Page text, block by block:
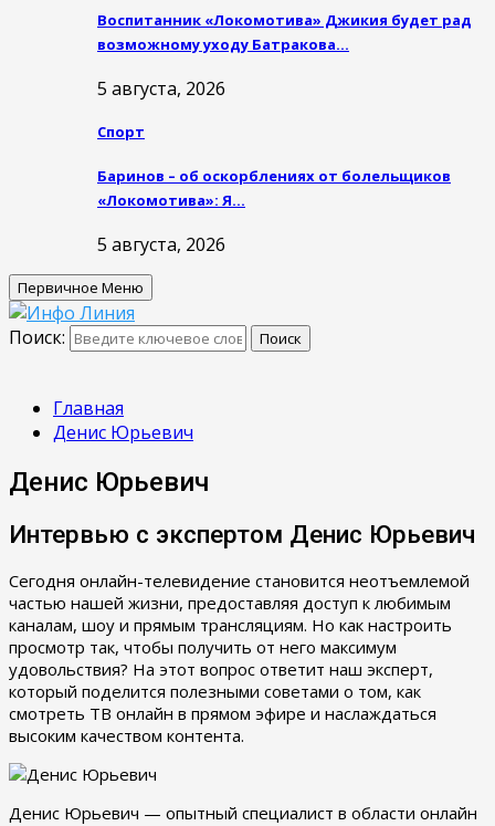
Воспитанник «Локомотива» Джикия будет рад
возможному уходу Батракова…
5 августа, 2026
Спорт
Баринов – об оскорблениях от болельщиков
«Локомотива»: Я…
5 августа, 2026
Первичное Меню
Поиск: Поиск
Главная
Денис Юрьевич
Денис Юрьевич
Интервью с экспертом Денис Юрьевич
Сегодня онлайн-телевидение становится неотъемлемой
частью нашей жизни, предоставляя доступ к любимым
каналам, шоу и прямым трансляциям. Но как настроить
просмотр так, чтобы получить от него максимум
удовольствия? На этот вопрос ответит наш эксперт,
который поделится полезными советами о том, как
смотреть ТВ онлайн в прямом эфире и наслаждаться
высоким качеством контента.
Денис Юрьевич — опытный специалист в области онлайн